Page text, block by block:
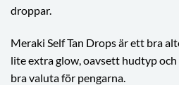
droppar.
Meraki Self Tan Drops är ett bra
lite extra glow, oavsett hudtyp
bra valuta för pengarna.